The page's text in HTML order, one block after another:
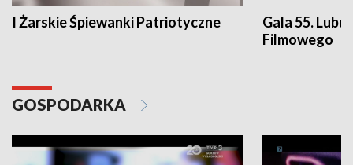
I Żarskie Śpiewanki Patriotyczne
Gala 55.
Filmowego
GOSPODARKA